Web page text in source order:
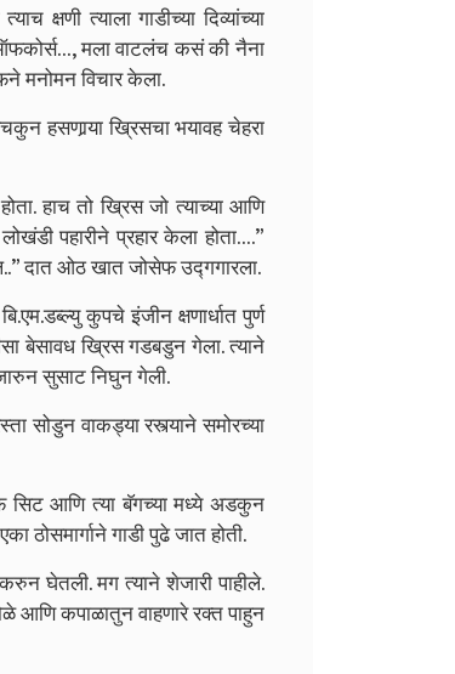
त्याला गाडीच्या दिव्यांच्या
मला वाटलंच कसं की नैना
मनोमन विचार केला.
हसणार्‍या ख्रिसचा भयावह चेहरा
हाच तो ख्रिस जो त्याच्या आणि
पहारीने प्रहार केला होता….”
दात ओठ खात जोसेफ उद्गगारला.
कुपचे इंजीन क्षणार्धात पुर्ण
बेसावध ख्रिस गडबडुन गेला. त्याने
सुसाट निघुन गेली.
सोडुन वाकड्या रस्त्याने समोरच्या
सिट आणि त्या बॅगच्या मध्ये अडकुन
ठोसमार्गाने गाडी पुढे जात होती.
घेतली. मग त्याने शेजारी पाहीले.
आणि कपाळातुन वाहणारे रक्त पाहुन